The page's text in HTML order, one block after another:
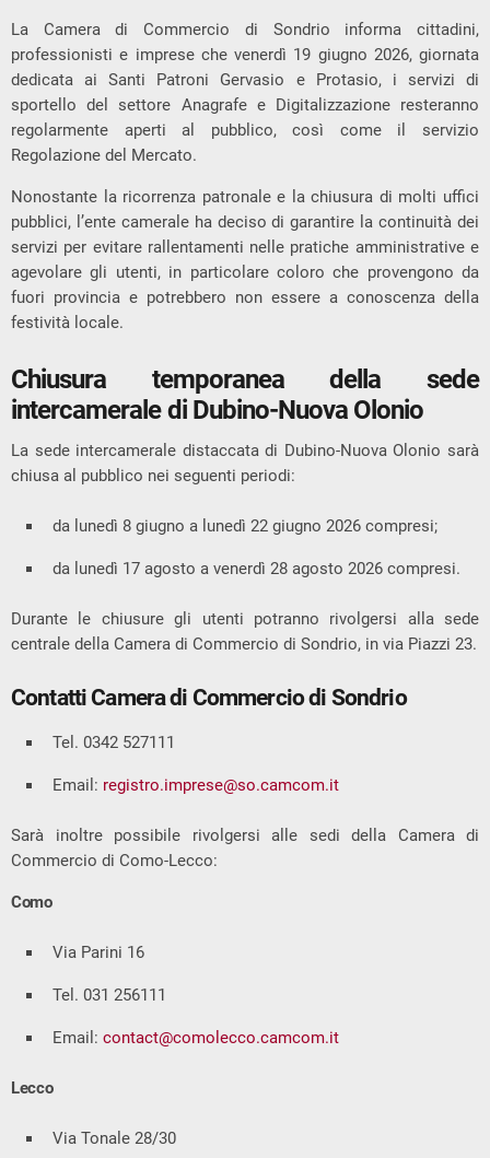
La Camera di Commercio di Sondrio informa cittadini,
professionisti e imprese che venerdì 19 giugno 2026, giornata
dedicata ai Santi Patroni Gervasio e Protasio, i servizi di
sportello del settore Anagrafe e Digitalizzazione resteranno
regolarmente aperti al pubblico, così come il servizio
Regolazione del Mercato.
Nonostante la ricorrenza patronale e la chiusura di molti uffici
pubblici, l’ente camerale ha deciso di garantire la continuità dei
servizi per evitare rallentamenti nelle pratiche amministrative e
agevolare gli utenti, in particolare coloro che provengono da
fuori provincia e potrebbero non essere a conoscenza della
festività locale.
Chiusura temporanea della sede
intercamerale di Dubino-Nuova Olonio
La sede intercamerale distaccata di Dubino-Nuova Olonio sarà
chiusa al pubblico nei seguenti periodi:
da lunedì 8 giugno a lunedì 22 giugno 2026 compresi;
da lunedì 17 agosto a venerdì 28 agosto 2026 compresi.
Durante le chiusure gli utenti potranno rivolgersi alla sede
centrale della Camera di Commercio di Sondrio, in via Piazzi 23.
Contatti Camera di Commercio di Sondrio
Tel. 0342 527111
Email: registro.imprese@so.camcom.it
Sarà inoltre possibile rivolgersi alle sedi della Camera di
Commercio di Como-Lecco:
Como
Via Parini 16
Tel. 031 256111
Email: contact@comolecco.camcom.it
Lecco
Via Tonale 28/30